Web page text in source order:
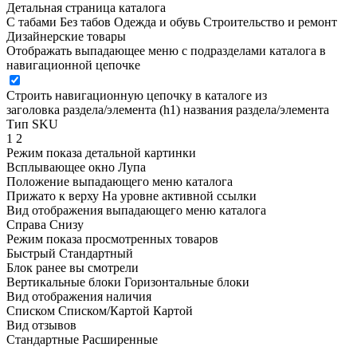
Детальная страница каталога
С табами Без табов Одежда и обувь Строительство и ремонт
Дизайнерские товары
Отображать выпадающее меню с подразделами каталога в
навигационной цепочке
Строить навигационную цепочку в каталоге из
заголовка раздела/элемента (h1) названия раздела/элемента
Тип SKU
1 2
Режим показа детальной картинки
Всплывающее окно Лупа
Положение выпадающего меню каталога
Прижато к верху На уровне активной ссылки
Вид отображения выпадающего меню каталога
Справа Снизу
Режим показа просмотренных товаров
Быстрый Стандартный
Блок ранее вы смотрели
Вертикальные блоки Горизонтальные блоки
Вид отображения наличия
Списком Списком/Картой Картой
Вид отзывов
Стандартные Расширенные